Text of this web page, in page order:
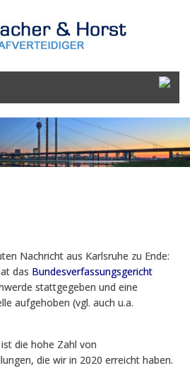
Nachricht aus Karlsruhe zu Ende:
das Bundesverfassungsgericht
stattgegeben und eine
aufgehoben (vgl. auch u.a.
die hohe Zahl von
die wir in 2020 erreicht haben.